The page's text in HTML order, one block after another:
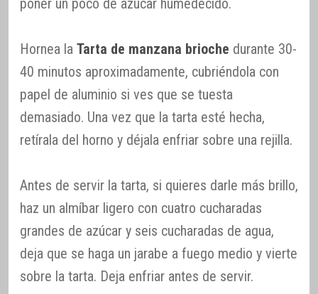
Hornea la Tarta de manzana brioche durante 30-
40 minutos aproximadamente, cubriéndola con
papel de aluminio si ves que se tuesta
demasiado. Una vez que la tarta esté hecha,
retírala del horno y déjala enfriar sobre una rejilla.
Antes de servir la tarta, si quieres darle más brillo,
haz un almíbar ligero con cuatro cucharadas
grandes de azúcar y seis cucharadas de agua,
deja que se haga un jarabe a fuego medio y vierte
sobre la tarta. Deja enfriar antes de servir.